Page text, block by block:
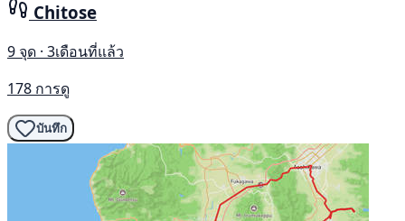
Chitose
9 จุด · 3เดือนที่แล้ว
178 การดู
บันทึก